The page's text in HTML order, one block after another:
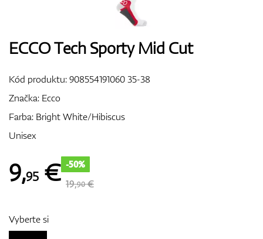
Bagy
GPS/Zameriavače
ECCO Tech Sporty Mid Cut
Kód produktu:908554191060 35-38
Značka: Ecco
Farba: Bright White/Hibiscus
Unisex
9,95 € -50%
19,90€
Vyberte si